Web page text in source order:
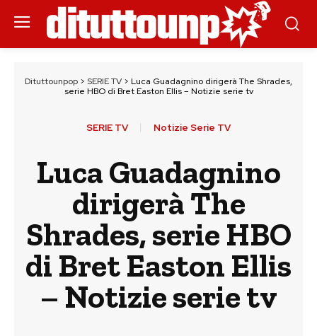
Dituttounpop > SERIE TV > Luca Guadagnino dirigerà The Shrades,
serie HBO di Bret Easton Ellis – Notizie serie tv
SERIE TV Notizie Serie TV
Luca Guadagnino
dirigerà The
Shrades, serie HBO
di Bret Easton Ellis
– Notizie serie tv